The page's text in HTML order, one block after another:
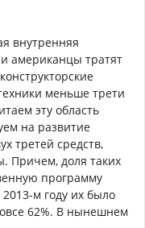
внутренняя
американцы тратят
меньше трети
эту область
на развитие
третей средств,
Причем, доля таких
программу
м году их было
62%. В нынешнем